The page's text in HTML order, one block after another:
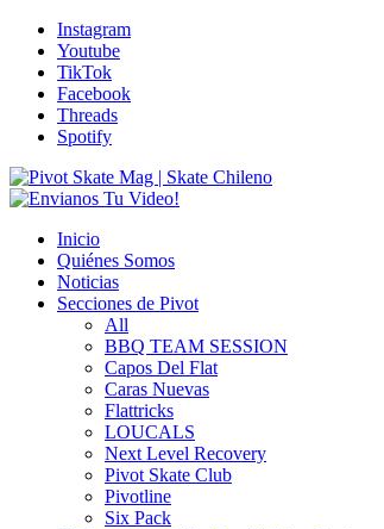
Instagram
Youtube
TikTok
Facebook
Threads
Spotify
Inicio
Quiénes Somos
Noticias
Secciones de Pivot
All
BBQ TEAM SESSION
Capos Del Flat
Caras Nuevas
Flattricks
LOUCALS
Next Level Recovery
Pivot Skate Club
Pivotline
Six Pack